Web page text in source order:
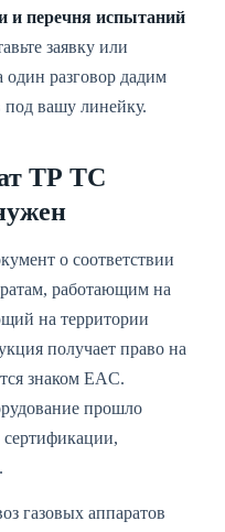
и перечня испытаний
заявку или
один разговор дадим
под вашу линейку.
ТР ТС
о соответствии
работающим на
на территории
получает право на
знаком EAC.
прошло
газовых аппаратов